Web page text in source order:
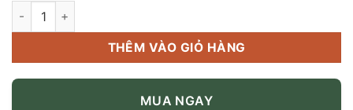
Rượu Label 5 700ml số lượng
THÊM VÀO GIỎ HÀNG
MUA NGAY